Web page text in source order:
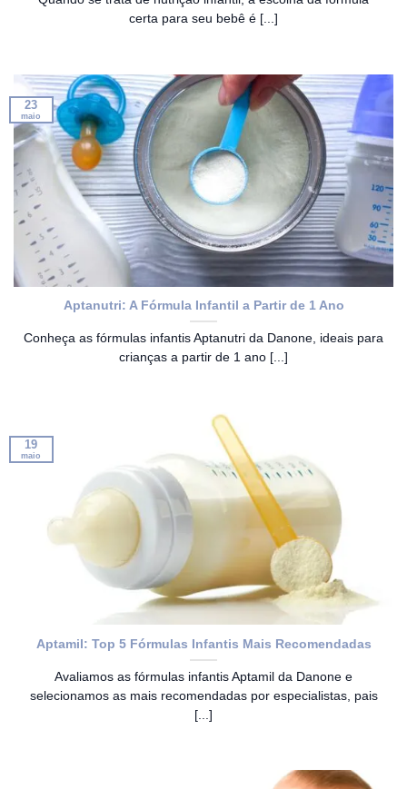
certa para seu bebê é [...]
Aptanutri: A Fórmula Infantil a Partir de 1 Ano
Conheça as fórmulas infantis Aptanutri da Danone, ideais para
crianças a partir de 1 ano [...]
23
maio
Aptamil: Top 5 Fórmulas Infantis Mais Recomendadas
Avaliamos as fórmulas infantis Aptamil da Danone e
selecionamos as mais recomendadas por especialistas, pais
[...]
19
maio